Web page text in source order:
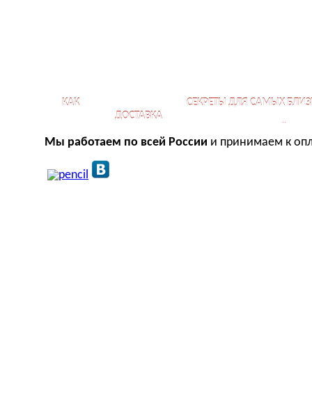
КАК
ДОСТАВКА
СЕКРЕТЫ ДЛЯ САМЫХ
Мы работаем по всей России и принимаем к